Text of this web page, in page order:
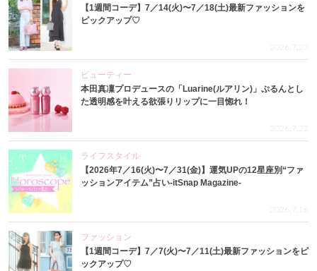
【1週間コーデ】7／14(火)〜7／18(土)最新ファッションを
ピックアップ♡
2026.7.23
ビューティー
本田真凜プロデュースの「Luarine(ルアリン)」ぷるんとし
た透明感を叶える欲張りリップに一目惚れ！
2026.7.22
ライフスタイル
【2026年7／16(火)〜7／31(金)】運気UPの12星座別“ファ
ッションアイテム”占い-itSnap Magazine-
2026.7.16
ファッション
【1週間コーデ】7／7(火)〜7／11(土)最新ファッションをピ
ックアップ♡